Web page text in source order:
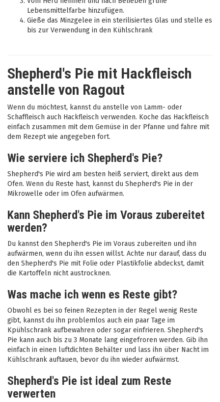
Lebensmittelfarbe hinzufügen.
Gieße das Minzgelee in ein sterilisiertes Glas und stelle es
bis zur Verwendung in den Kühlschrank
Shepherd's Pie mit Hackfleisch
anstelle von Ragout
Wenn du möchtest, kannst du anstelle von Lamm- oder
Schaffleisch auch Hackfleisch verwenden. Koche das Hackfleisch
einfach zusammen mit dem Gemüse in der Pfanne und fahre mit
dem Rezept wie angegeben fort.
Wie serviere ich Shepherd's Pie?
Shepherd's Pie wird am besten heiß serviert, direkt aus dem
Ofen. Wenn du Reste hast, kannst du Shepherd's Pie in der
Mikrowelle oder im Ofen aufwärmen.
Kann Shepherd's Pie im Voraus zubereitet
werden?
Du kannst den Shepherd's Pie im Voraus zubereiten und ihn
aufwärmen, wenn du ihn essen willst. Achte nur darauf, dass du
den Shepherd's Pie mit Folie oder Plastikfolie abdeckst, damit
die Kartoffeln nicht austrocknen.
Was mache ich wenn es Reste gibt?
Obwohl es bei so feinen Rezepten in der Regel wenig Reste
gibt, kannst du ihn problemlos auch ein paar Tage im
Kpühlschrank aufbewahren oder sogar einfrieren. Shepherd's
Pie kann auch bis zu 3 Monate lang eingefroren werden. Gib ihn
einfach in einen luftdichten Behälter und lass ihn über Nacht im
Kühlschrank auftauen, bevor du ihn wieder aufwärmst.
Shepherd's Pie ist ideal zum Reste
verwerten